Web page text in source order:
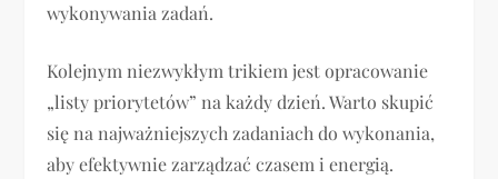
wykonywania zadań.
Kolejnym niezwykłym trikiem jest opracowanie
„listy priorytetów” na każdy dzień. Warto skupić
się na najważniejszych zadaniach do wykonania,
aby efektywnie zarządzać czasem i energią.